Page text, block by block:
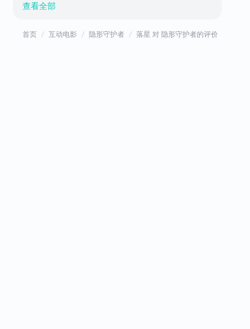
查看全部
首页 互动电影 隐形守护者 落星 对 隐形守护者的评价